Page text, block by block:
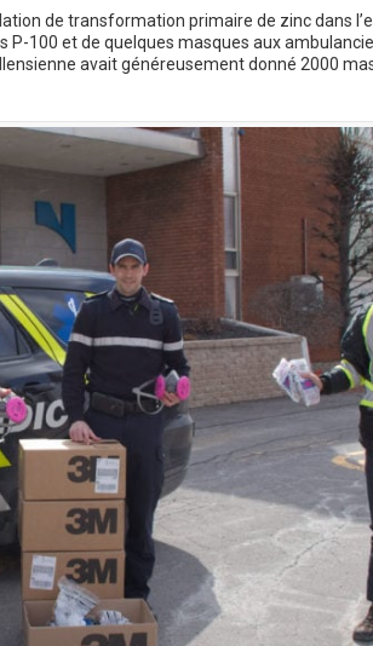
de transformation primaire de zinc dans
100 et de quelques masques aux
avait généreusement donné 2000